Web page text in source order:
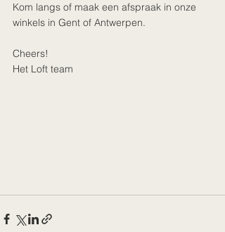
Kom langs of maak een afspraak in onze
winkels in Gent of Antwerpen.
Cheers!
Het Loft team